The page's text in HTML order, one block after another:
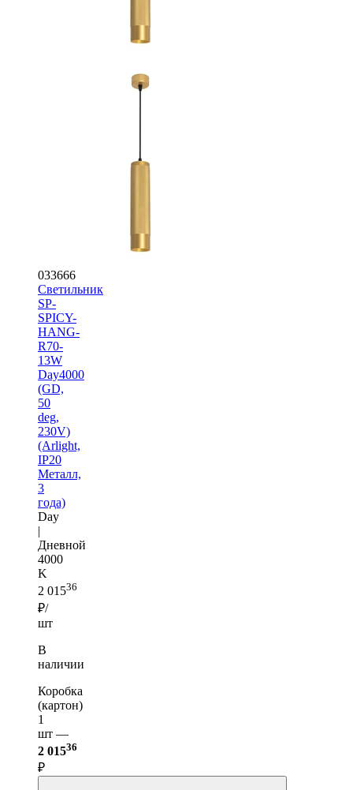
033666
Светильник
SP-
SPICY-
HANG-
R70-
13W
Day4000
(GD,
50
deg,
230V)
(Arlight,
IP20
Металл,
3
года)
Day
|
Дневной
4000
K
2 01536
₽/
шт
В
наличии
Коробка
(картон)
1
шт —
2 01536
₽